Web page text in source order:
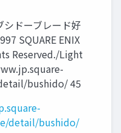
シドーブレード好
SQUARE ENIX
Reserved./Light
bushido/ 45
detail/bushido/